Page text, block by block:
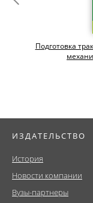
Подготовка
ИЗДАТЕЛЬСТВО
История
Новости компании
Вузы-партнеры